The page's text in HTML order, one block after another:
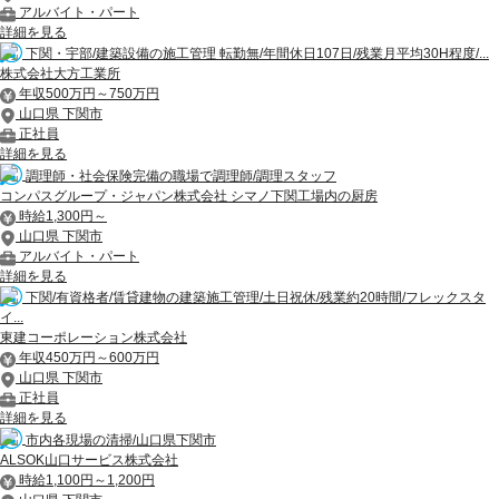
アルバイト・パート
詳細を見る
下関・宇部/建築設備の施工管理 転勤無/年間休日107日/残業月平均30H程度/...
株式会社大方工業所
年収500万円～750万円
山口県 下関市
正社員
詳細を見る
調理師・社会保険完備の職場で調理師/調理スタッフ
コンパスグループ・ジャパン株式会社 シマノ下関工場内の厨房
時給1,300円～
山口県 下関市
アルバイト・パート
詳細を見る
下関/有資格者/賃貸建物の建築施工管理/土日祝休/残業約20時間/フレックスタ
イ...
東建コーポレーション株式会社
年収450万円～600万円
山口県 下関市
正社員
詳細を見る
市内各現場の清掃/山口県下関市
ALSOK山口サービス株式会社
時給1,100円～1,200円